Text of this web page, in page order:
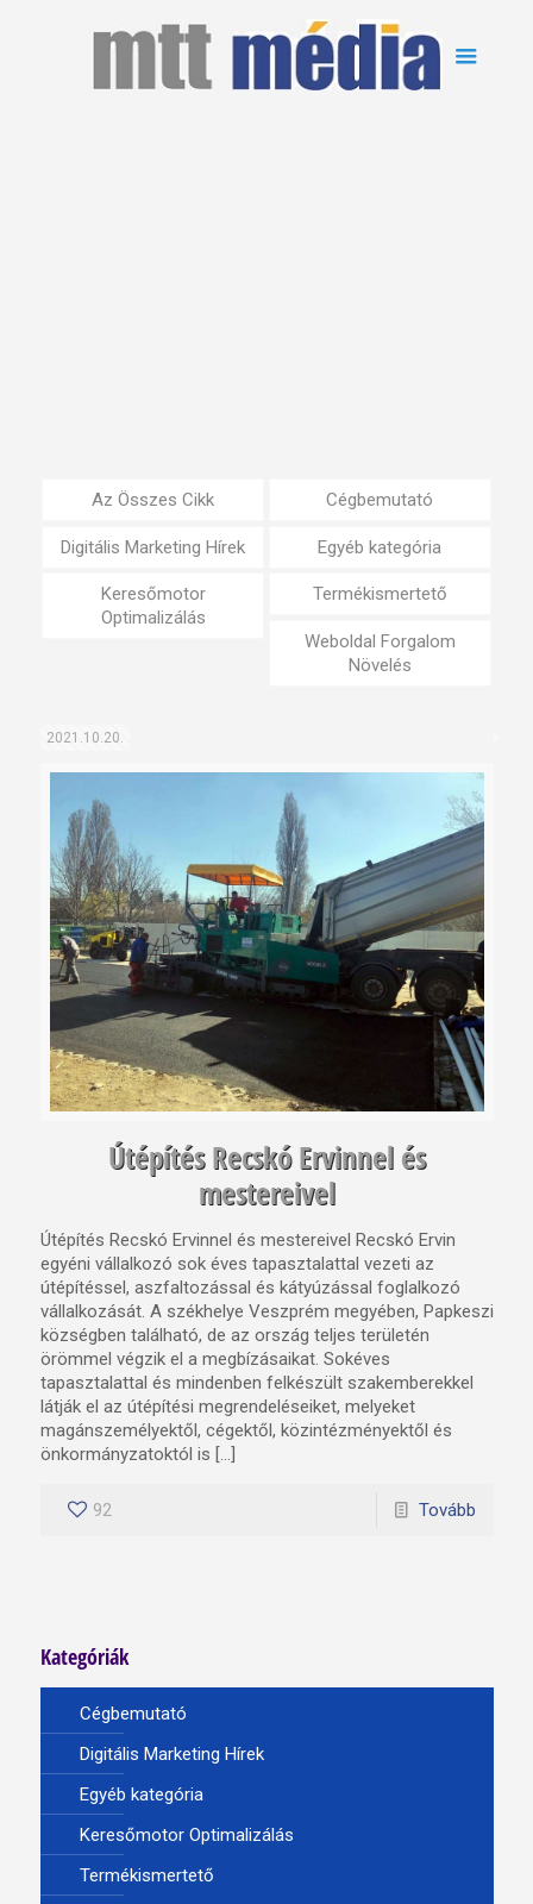
Az Összes Cikk Cégbemutató
Digitális Marketing Hírek Egyéb kategória
Keresőmotor
Optimalizálás
Termékismertető
Weboldal Forgalom
Növelés
2021.10.20.
Útépítés Recskó Ervinnel és
mestereivel
Útépítés Recskó Ervinnel és mestereivel Recskó Ervin
egyéni vállalkozó sok éves tapasztalattal vezeti az
útépítéssel, aszfaltozással és kátyúzással foglalkozó
vállalkozását. A székhelye Veszprém megyében, Papkeszi
községben található, de az ország teljes területén
örömmel végzik el a megbízásaikat. Sokéves
tapasztalattal és mindenben felkészült szakemberekkel
látják el az útépítési megrendeléseiket, melyeket
magánszemélyektől, cégektől, közintézményektől és
önkormányzatoktól is […]
92 Tovább
Kategóriák
Cégbemutató
Digitális Marketing Hírek
Egyéb kategória
Keresőmotor Optimalizálás
Termékismertető